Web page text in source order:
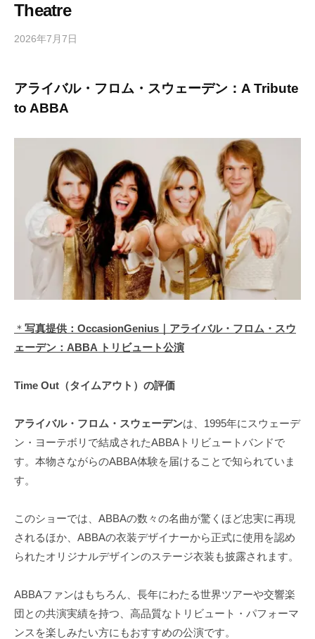
Theatre
2026年7月7日
i
s
h
i
y
a
m
a
の
ン
ト
アライバル・フロム・スウェーデン：A Tribute
to ABBA
＊ 写真提供：OccasionGenius｜アライバル・フロム・スウ
ェーデン：ABBA トリビュート公演
Time Out（タイムアウト）の評価
アライバル・フロム・スウェーデンは、1995年にスウェーデ
ン・ヨーテボリで結成されたABBAトリビュートバンドで
す。本物さながらのABBA体験を届けることで知られていま
す。
このショーでは、ABBAの数々の名曲が驚くほど忠実に再現
されるほか、ABBAの衣装デザイナーから正式に使用を認め
られたオリジナルデザインのステージ衣装も披露されます。
ABBAファンはもちろん、長年にわたる世界ツアーや交響楽
団との共演実績を持つ、高品質なトリビュート・パフォーマ
ンスを楽しみたい方にもおすすめの公演です。